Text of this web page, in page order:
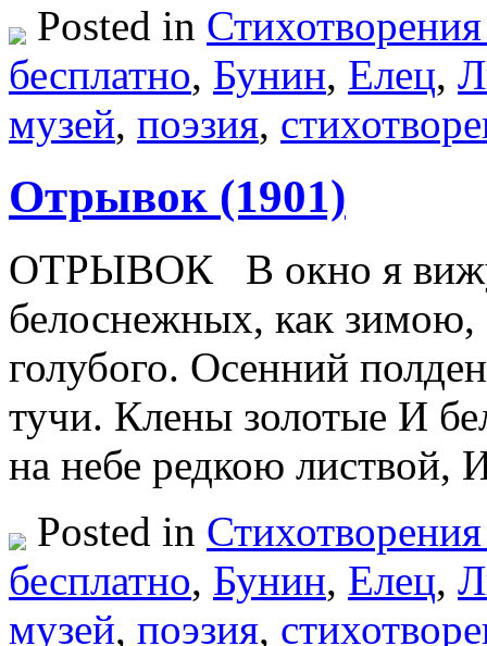
Posted in
бесплатно, Бунин, Елец,
музей, поэзия,
Отрывок (1901)
ОТРЫВОК В окно я вижу
белоснежных, как зимою,
голубого. Осенний
тучи. Клены золотые И
на небе редкою
Posted in
бесплатно, Бунин, Елец,
музей, поэзия,